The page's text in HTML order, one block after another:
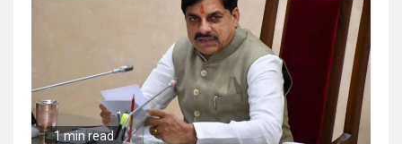
1 min read